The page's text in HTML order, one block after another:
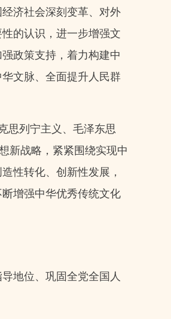
济社会深刻变革、对外
的认识，进一步增强文
政策支持，着力构建中
文脉、全面提升人民群
思列宁主义、毛泽东思
新战略，紧紧围绕实现中
性转化、创新性发展，
增强中华优秀传统文化
地位、巩固全党全国人